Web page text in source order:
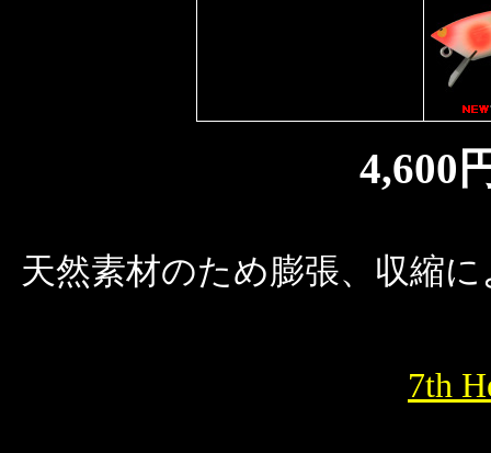
4,600
天然素材のため膨張、収縮
7th